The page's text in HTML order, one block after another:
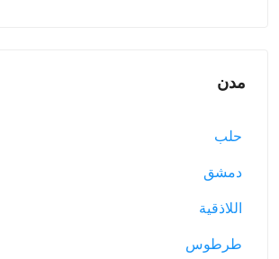
مدن
حلب
دمشق
اللاذقية
طرطوس